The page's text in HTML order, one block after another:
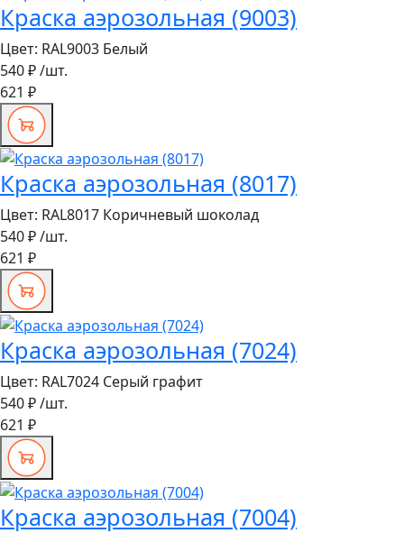
Краска аэрозольная (9003)
Цвет: RAL9003 Белый
540 ₽/шт.
621 ₽
Краска аэрозольная (8017)
Цвет: RAL8017 Коричневый шоколад
540 ₽/шт.
621 ₽
Краска аэрозольная (7024)
Цвет: RAL7024 Серый графит
540 ₽/шт.
621 ₽
Краска аэрозольная (7004)